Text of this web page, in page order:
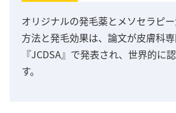
オリジナルの発毛薬とメソセラピ
方法と発毛効果は、論文が皮膚科
『JCDSA』で発表され、世界的に
す。